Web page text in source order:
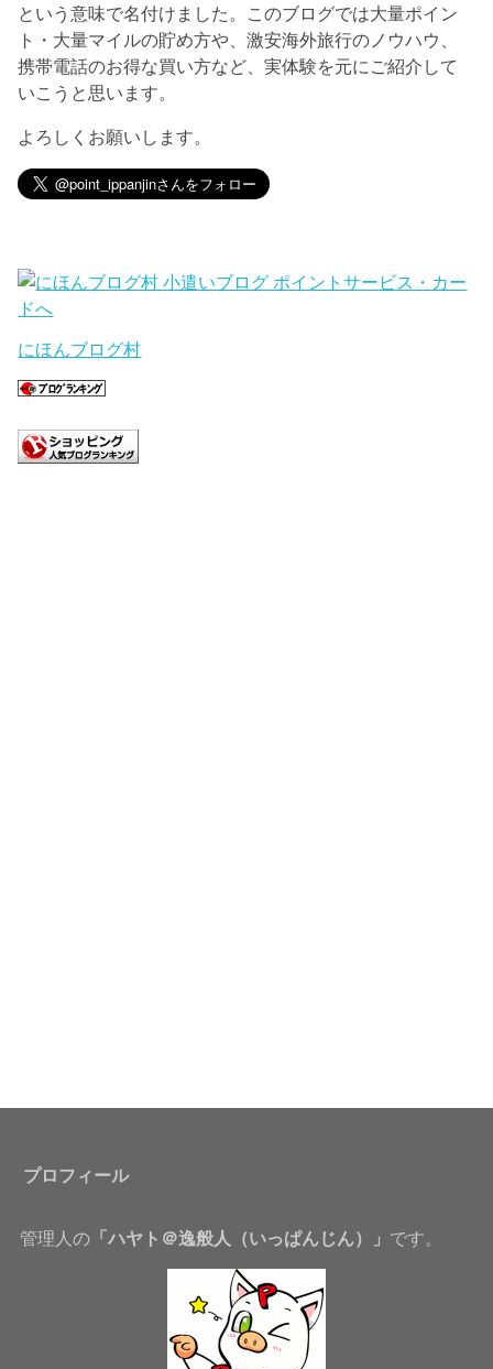
という意味で名付けました。このブログでは大量ポイン
ト・大量マイルの貯め方や、激安海外旅行のノウハウ、
携帯電話のお得な買い方など、実体験を元にご紹介して
いこうと思います。
よろしくお願いします。
にほんブログ村
プロフィール
管理人の「ハヤト＠逸般人（いっぱんじん）」 です。